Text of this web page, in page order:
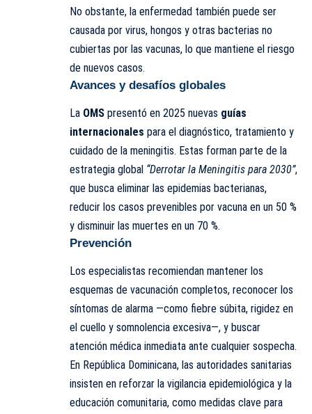
No obstante, la enfermedad también puede ser
causada por virus, hongos y otras bacterias no
cubiertas por las vacunas, lo que mantiene el riesgo
de nuevos casos.
Avances y desafíos globales
La OMS presentó en 2025 nuevas guías
internacionales para el diagnóstico, tratamiento y
cuidado de la meningitis. Estas forman parte de la
estrategia global “Derrotar la Meningitis para 2030”,
que busca eliminar las epidemias bacterianas,
reducir los casos prevenibles por vacuna en un 50 %
y disminuir las muertes en un 70 %.
Prevención
Los especialistas recomiendan mantener los
esquemas de vacunación completos, reconocer los
síntomas de alarma —como fiebre súbita, rigidez en
el cuello y somnolencia excesiva—, y buscar
atención médica inmediata ante cualquier sospecha.
En República Dominicana, las autoridades sanitarias
insisten en reforzar la vigilancia epidemiológica y la
educación comunitaria, como medidas clave para